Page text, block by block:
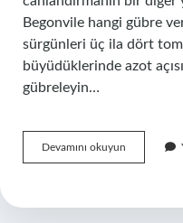
Begonvile hangi gübre
sürgünleri üç ila dört
büyüdüklerinde azot
gübreleyin…
Devamını okuyun Begonvil
Neyi